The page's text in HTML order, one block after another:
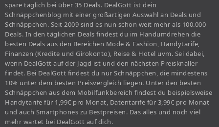
spare täglich bei über 35 Deals. DealGott ist dein
Schnäppchenblog mit einer großartigen Auswahl an Deals und
Schnäppchen. Seit 2009 sind es nun schon weit mehr als 100.000
Deals. In den täglichen Deals findest du im Handumdrehen die
besten Deals aus den Bereichen Mode & Fashion, Handytarife,
Finanzen (Kredite und Girokonto), Reise & Hotel uvm. Sei dabei,
wenn DealGott auf der Jagd ist und den nächsten Preisknaller
findet. Bei DealGott findest du nur Schnäppchen, die mindestens
10% unter dem besten Preisvergleich liegen. Unter den besten
Schnäppchen aus dem Mobilfunkbereich findest du beispielsweise
Handytarife für 1,99€ pro Monat, Datentarife für 3,99€ pro Monat
und auch Smartphones zu Bestpreisen. Das alles und noch viel
mehr wartet bei DealGott auf dich.